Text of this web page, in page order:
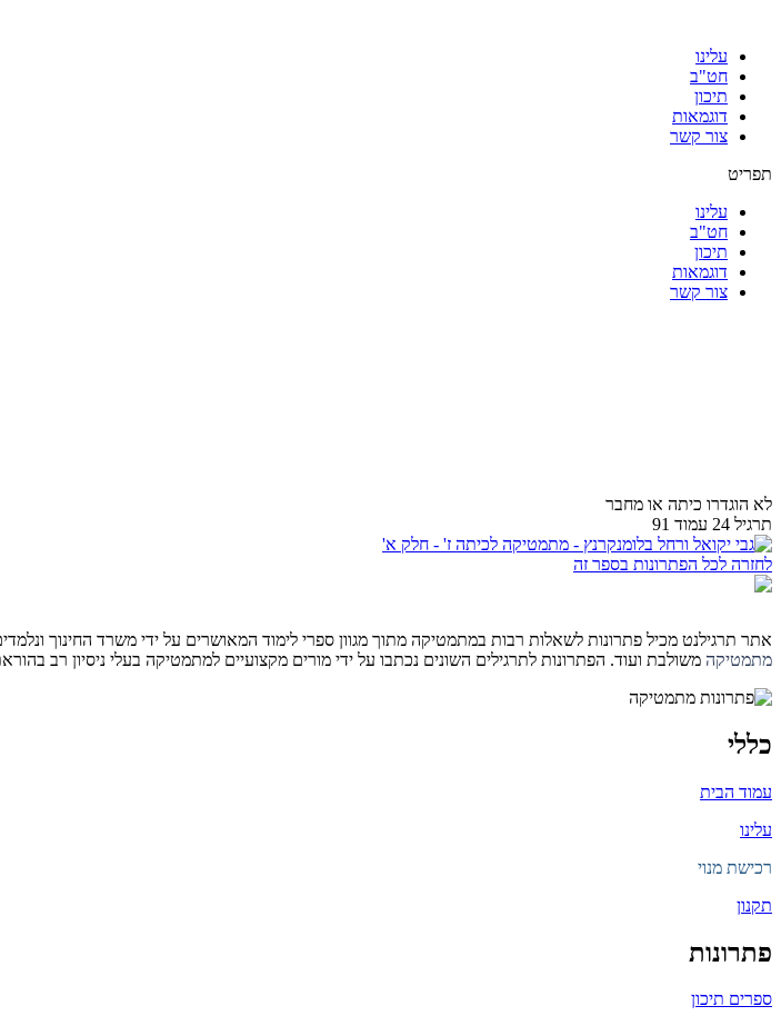
עלינו
חט"ב
תיכון
דוגמאות
צור קשר
תפריט
עלינו
חט"ב
תיכון
דוגמאות
צור קשר
לא הוגדרו כיתה או מחבר
תרגיל 24 עמוד 91
לחזרה לכל הפתרונות בספר זה
אתר תרגילנט מכיל פתרונות לשאלות רבות במתמטיקה מתוך מגוון ספרי לימוד המאושרים על ידי משרד החינוך
מתמטיקה משולבת ועוד. הפתרונות לתרגילים השונים נכתבו על ידי מורים מקצועיים למתמטיקה בעלי ניסיון רב
כללי
עמוד הבית
עלינו
רכישת מנוי
תקנון
פתרונות
ספרים תיכון